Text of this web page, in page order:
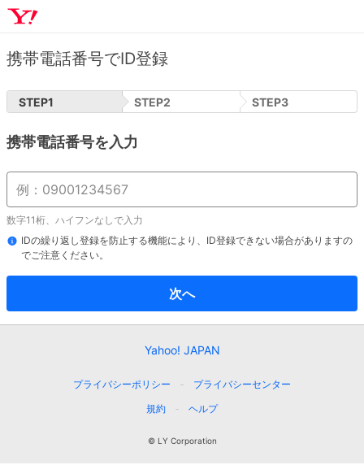
携帯電話番号でID登録
STEP1 STEP2 STEP3
携帯電話番号を入力
数字11桁、ハイフンなしで入力
IDの繰り返し登録を防止する機能により、ID登録できない場合がありますの
でご注意ください。
次へ
Yahoo! JAPAN
プライバシーポリシー
プライバシーセンター
規約
ヘルプ
© LY Corporation